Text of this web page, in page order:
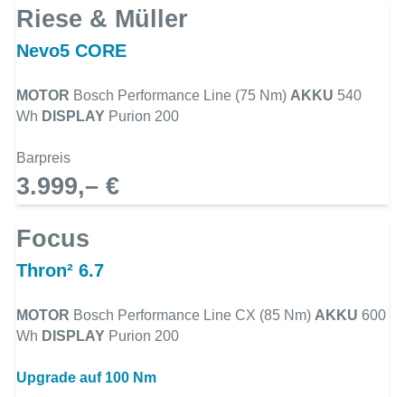
Riese & Müller
Nevo5 CORE
MOTOR Bosch Performance Line (75 Nm) AKKU 540
Wh DISPLAY Purion 200
Barpreis
3.999,– €
Focus
Thron² 6.7
MOTOR Bosch Performance Line CX (85 Nm) AKKU 600
Wh DISPLAY Purion 200
Upgrade auf 100 Nm